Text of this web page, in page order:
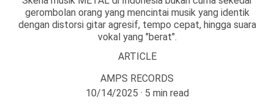
gerombolan orang yang mencintai musik yang identik
dengan distorsi gitar agresif, tempo cepat, hingga suara
vokal yang "berat".
ARTICLE
AMPS RECORDS
10/14/2025
5 min read